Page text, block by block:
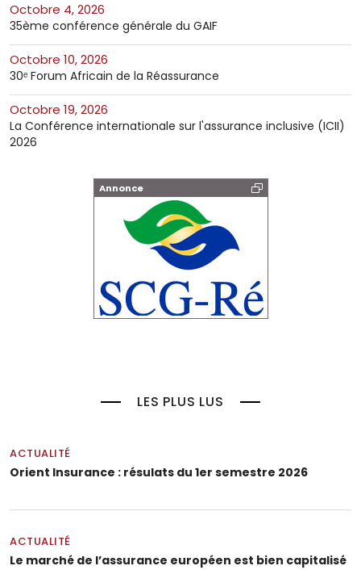
octobre 4, 2026
35ème conférence générale du GAIF
octobre 10, 2026
30ᵉ Forum Africain de la Réassurance
octobre 19, 2026
La Conférence internationale sur l'assurance inclusive (ICII)
2026
Annonce
LES PLUS LUS
ACTUALITÉ
Orient Insurance : résulats du 1er semestre 2026
ACTUALITÉ
Le marché de l’assurance européen est bien capitalisé